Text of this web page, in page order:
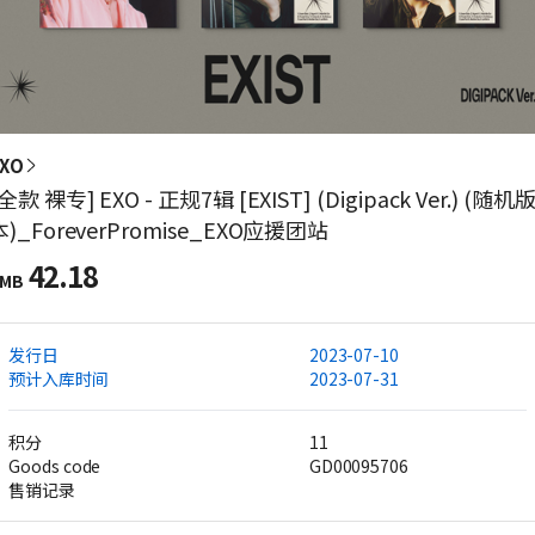
款 裸专] EXO - 正规7辑 [EXIST] (Digipack Ver.) (随机版
)_ForeverPromise_EXO应援团站
42.18
发行日
2023-07-10
预计入库时间
2023-07-31
积分
11
Goods code
GD00095706
售销记录